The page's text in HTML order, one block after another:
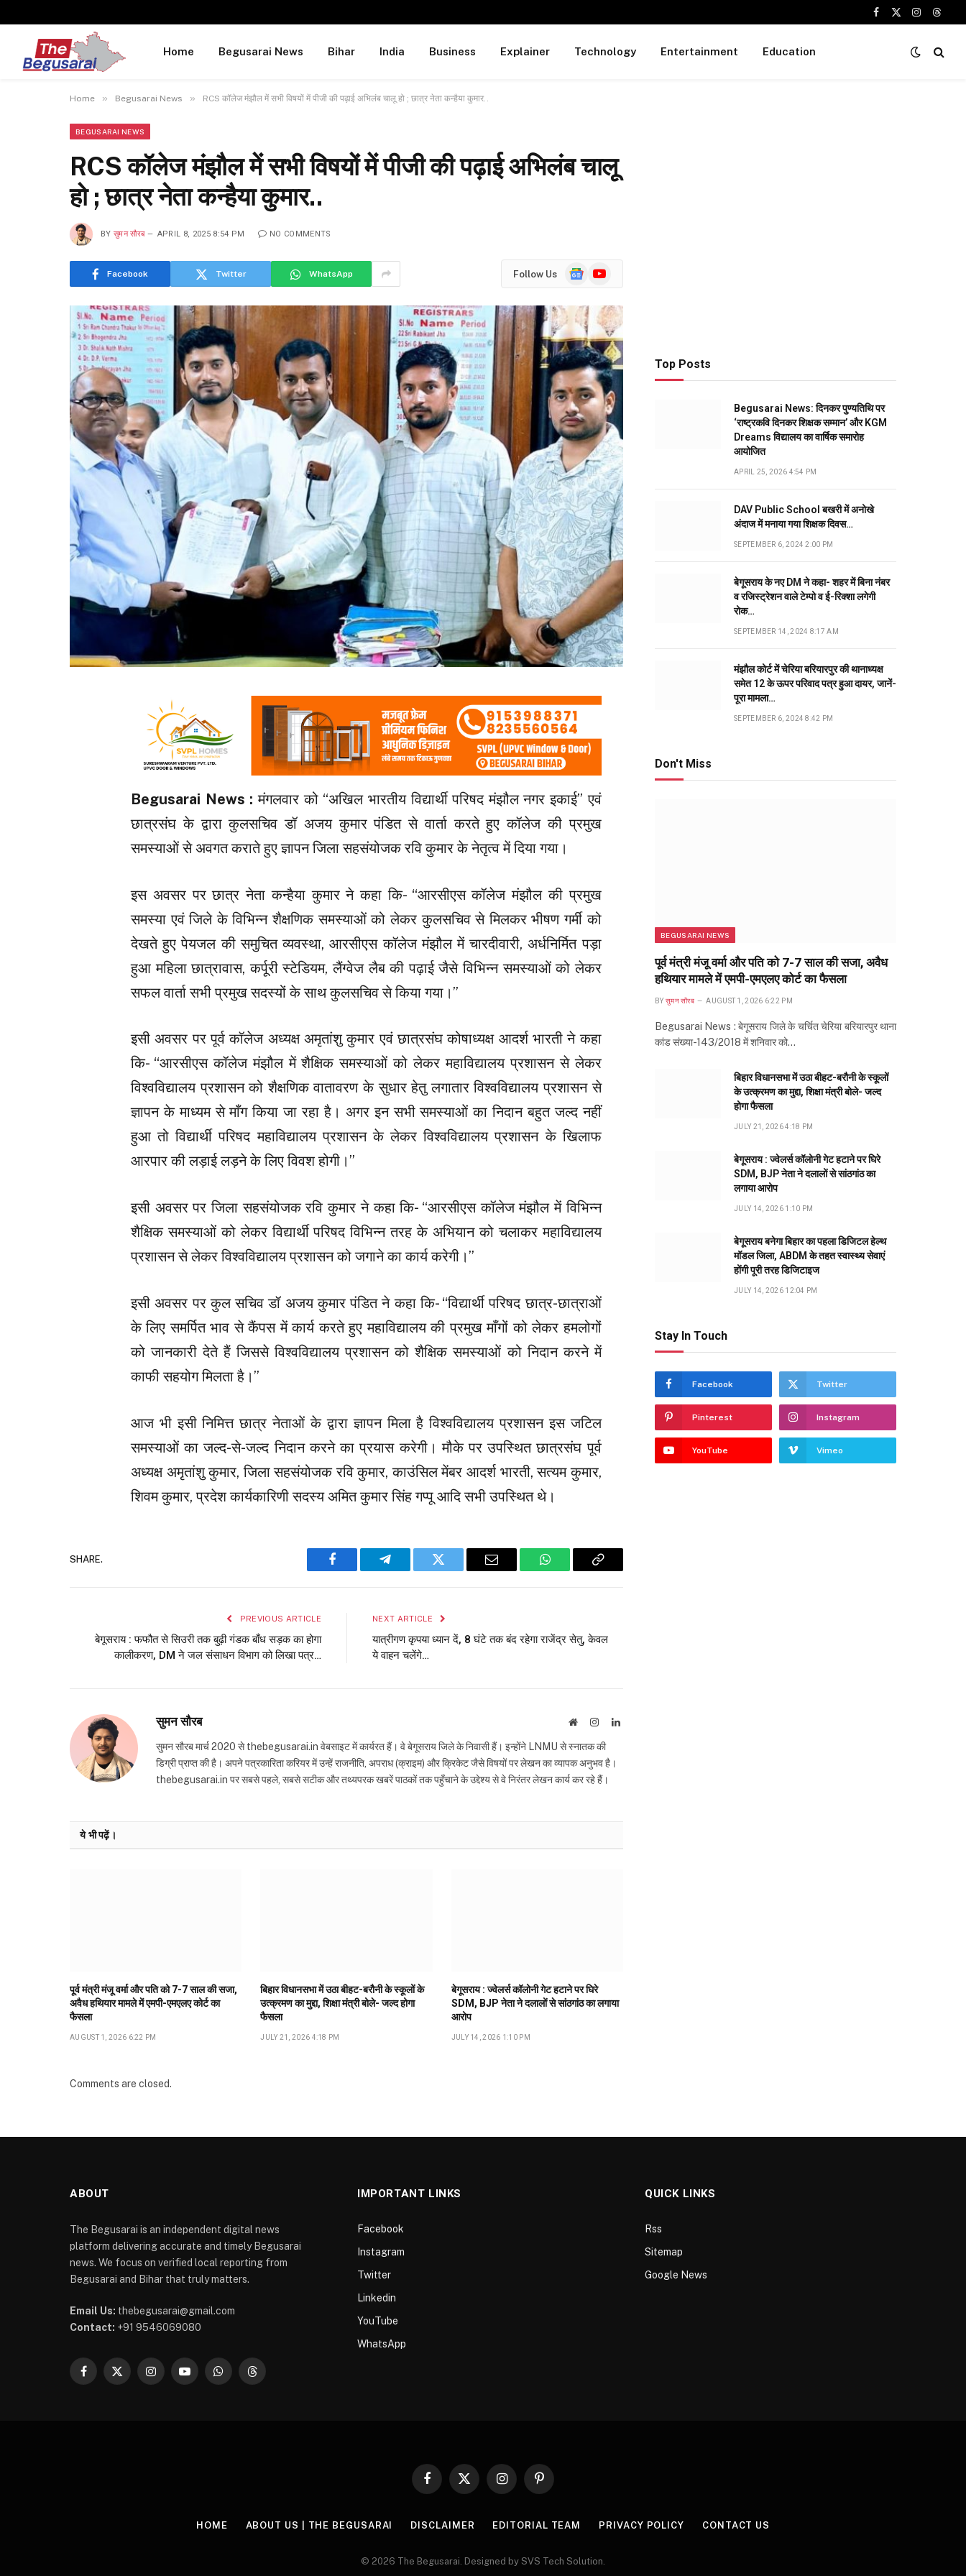
Facebook
X
Instagram
Home Begusarai News Bihar India Business Explainer Technology Entertainment Education
Home » Begusarai News » RCS कॉलेज मंझौल में सभी विषयों में पीजी की पढ़ाई अभिलंब चालू हो ; छात्र नेता कन्हैया कुमार..
BEGUSARAI NEWS
RCS कॉलेज मंझौल में सभी विषयों में पीजी की पढ़ाई अभिलंब चालू
हो ; छात्र नेता कन्हैया कुमार..
BY सुमन सौरब APRIL 8, 2025 8:54 PM NO COMMENTS
Facebook Twitter WhatsApp Follow Us
GoogleYouTube
Begusarai News :मंगलवार को “अखिल भारतीय विद्यार्थी परिषद मंझौल नगर इकाई” एवं
छात्रसंघ के द्वारा कुलसचिव डॉ अजय कुमार पंडित से वार्ता करते हुए कॉलेज की प्रमुख
समस्याओं से अवगत कराते हुए ज्ञापन जिला सहसंयोजक रवि कुमार के नेतृत्व में दिया गया।
इस अवसर पर छात्र नेता कन्हैया कुमार ने कहा कि- “आरसीएस कॉलेज मंझौल की प्रमुख
समस्या एवं जिले के विभिन्न शैक्षणिक समस्याओं को लेकर कुलसचिव से मिलकर भीषण गर्मी को
देखते हुए पेयजल की समुचित व्यवस्था, आरसीएस कॉलेज मंझौल में चारदीवारी, अर्धनिर्मित पड़ा
हुआ महिला छात्रावास, कर्पूरी स्टेडियम, लैंग्वेज लैब की पढ़ाई जैसे विभिन्न समस्याओं को लेकर
सफल वार्ता सभी प्रमुख सदस्यों के साथ कुलसचिव से किया गया।”
इसी अवसर पर पूर्व कॉलेज अध्यक्ष अमृतांशु कुमार एवं छात्रसंघ कोषाध्यक्ष आदर्श भारती ने कहा
कि- “आरसीएस कॉलेज मंझौल में शैक्षिक समस्याओं को लेकर महाविद्यालय प्रशासन से लेकर
विश्वविद्यालय प्रशासन को शैक्षणिक वातावरण के सुधार हेतु लगातार विश्वविद्यालय प्रशासन से
ज्ञापन के माध्यम से माँग किया जा रहा है। अगर इन सभी समस्याओं का निदान बहुत जल्द नहीं
हुआ तो विद्यार्थी परिषद महाविद्यालय प्रशासन के लेकर विश्वविद्यालय प्रशासन के खिलाफ
आरपार की लड़ाई लड़ने के लिए विवश होगी।”
इसी अवसर पर जिला सहसंयोजक रवि कुमार ने कहा कि- “आरसीएस कॉलेज मंझौल में विभिन्न
शैक्षिक समस्याओं को लेकर विद्यार्थी परिषद विभिन्न तरह के अभियान को चलाकर महाविद्यालय
प्रशासन से लेकर विश्वविद्यालय प्रशासन को जगाने का कार्य करेगी।”
इसी अवसर पर कुल सचिव डॉ अजय कुमार पंडित ने कहा कि- “विद्यार्थी परिषद छात्र-छात्राओं
के लिए समर्पित भाव से कैंपस में कार्य करते हुए महाविद्यालय की प्रमुख माँगों को लेकर हमलोगों
को जानकारी देते हैं जिससे विश्वविद्यालय प्रशासन को शैक्षिक समस्याओं को निदान करने में
काफी सहयोग मिलता है।”
आज भी इसी निमित्त छात्र नेताओं के द्वारा ज्ञापन मिला है विश्वविद्यालय प्रशासन इस जटिल
समस्याओं का जल्द-से-जल्द निदान करने का प्रयास करेगी। मौके पर उपस्थित छात्रसंघ पूर्व
अध्यक्ष अमृतांशु कुमार, जिला सहसंयोजक रवि कुमार, काउंसिल मेंबर आदर्श भारती, सत्यम कुमार,
शिवम कुमार, प्रदेश कार्यकारिणी सदस्य अमित कुमार सिंह गप्पू आदि सभी उपस्थित थे।
SHARE.
Facebook Telegram Twitter Email WhatsAppCopy
PREVIOUS ARTICLE
बेगूसराय : फफौत से सिउरी तक बुढ़ी गंडक बाँध सड़क का होगा
कालीकरण, DM ने जल संसाधन विभाग को लिखा पत्र…
NEXT ARTICLE
यात्रीगण कृपया ध्यान दें, 8 घंटे तक बंद रहेगा राजेंद्र सेतु, केवल
ये वाहन चलेंगे…
सुमन सौरब WebsiteInstagramLinkedIn
सुमन सौरब मार्च 2020 से thebegusarai.in वेबसाइट में कार्यरत हैं। वे बेगूसराय जिले के निवासी हैं। इन्होंने LNMU से स्नातक की
डिग्री प्राप्त की है। अपने पत्रकारिता करियर में उन्हें राजनीति, अपराध (क्राइम) और क्रिकेट जैसे विषयों पर लेखन का व्यापक अनुभव है।
thebegusarai.in पर सबसे पहले, सबसे सटीक और तथ्यपरक खबरें पाठकों तक पहुँचाने के उद्देश्य से वे निरंतर लेखन कार्य कर रहे हैं।
ये भी पढ़ें।
पूर्व मंत्री मंजू वर्मा और पति को 7-7 साल की सजा,
अवैध हथियार मामले में एमपी-एमएलए कोर्ट का
फैसला
AUGUST 1, 2026 6:22 PM
बिहार विधानसभा में उठा बीहट-बरौनी के स्कूलों के
उत्क्रमण का मुद्दा, शिक्षा मंत्री बोले- जल्द होगा
फैसला
JULY 21, 2026 4:18 PM
बेगूसराय : ज्वेलर्स कॉलोनी गेट हटाने पर घिरे
SDM, BJP नेता ने दलालों से सांठगांठ का लगाया
आरोप
JULY 14, 2026 1:10 PM
Comments are closed.
Top Posts
Begusarai News: दिनकर पुण्यतिथि पर
‘राष्ट्रकवि दिनकर शिक्षक सम्मान’ और KGM
Dreams विद्यालय का वार्षिक समारोह
आयोजित
APRIL 25, 2026 4:54 PM
DAV Public School बखरी में अनोखे
अंदाज में मनाया गया शिक्षक दिवस…
SEPTEMBER 6, 2024 2:00 PM
बेगूसराय के नए DM ने कहा- शहर में बिना नंबर
व रजिस्ट्रेशन वाले टेम्पो व ई-रिक्शा लगेगी
रोक…
SEPTEMBER 14, 2024 8:17 AM
मंझौल कोर्ट में चेरिया बरियारपुर की थानाध्यक्ष
समेत 12 के ऊपर परिवाद पत्र हुआ दायर, जानें-
पूरा मामला…
SEPTEMBER 6, 2024 8:42 PM
Don't Miss
BEGUSARAI NEWS
पूर्व मंत्री मंजू वर्मा और पति को 7-7 साल की सजा, अवैध
हथियार मामले में एमपी-एमएलए कोर्ट का फैसला
BY सुमन सौरब AUGUST 1, 2026 6:22 PM
Begusarai News : बेगूसराय जिले के चर्चित चेरिया बरियारपुर थाना
कांड संख्या-143/2018 में शनिवार को…
बिहार विधानसभा में उठा बीहट-बरौनी के स्कूलों
के उत्क्रमण का मुद्दा, शिक्षा मंत्री बोले- जल्द
होगा फैसला
JULY 21, 2026 4:18 PM
बेगूसराय : ज्वेलर्स कॉलोनी गेट हटाने पर घिरे
SDM, BJP नेता ने दलालों से सांठगांठ का
लगाया आरोप
JULY 14, 2026 1:10 PM
बेगूसराय बनेगा बिहार का पहला डिजिटल हेल्थ
मॉडल जिला, ABDM के तहत स्वास्थ्य सेवाएं
होंगी पूरी तरह डिजिटाइज
JULY 14, 2026 12:04 PM
Stay In Touch
Facebook Twitter
Pinterest Instagram
YouTube Vimeo
ABOUT
The Begusarai is an independent digital news
platform delivering accurate and timely Begusarai
news. We focus on verified local reporting from
Begusarai and Bihar that truly matters.
Email Us: thebegusarai@gmail.com
Contact: +91 9546069080
Facebook
X
InstagramYouTubeWhatsAppThreads
IMPORTANT LINKS
Facebook
Instagram
Twitter
Linkedin
YouTube
WhatsApp
QUICK LINKS
Rss
Sitemap
Google News
Facebook
X
InstagramPinterest
HOME ABOUT US | THE BEGUSARAI DISCLAIMER EDITORIAL TEAM PRIVACY POLICY CONTACT US
© 2026 The Begusarai. Designed by SVS Tech Solution.